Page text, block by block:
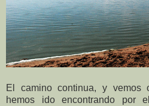
El camino continua, y vemos
hemos ido encontrando por